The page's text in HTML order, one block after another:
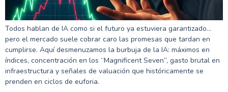
Todos hablan de IA como si el futuro ya estuviera garantizado…
pero el mercado suele cobrar caro las promesas que tardan en
cumplirse. Aquí desmenuzamos la burbuja de la IA: máximos en
índices, concentración en los “Magnificent Seven”, gasto brutal en
infraestructura y señales de valuación que históricamente se
prenden en ciclos de euforia.